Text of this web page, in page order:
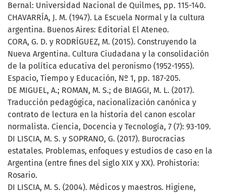
Bernal: Universidad Nacional de Quilmes, pp. 115-140.
CHAVARRÍA, J. M. (1947). La Escuela Normal y la cultura
argentina. Buenos Aires: Editorial El Ateneo.
CORA, G. D. y RODRÍGUEZ, M. (2015). Construyendo la
Nueva Argentina. Cultura Ciudadana y la consolidación
de la política educativa del peronismo (1952-1955).
Espacio, Tiempo y Educación, Nº 1, pp. 187-205.
DE MIGUEL, A.; ROMAN, M. S.; de BIAGGI, M. L. (2017).
Traducción pedagógica, nacionalización canónica y
contrato de lectura en la historia del canon escolar
normalista. Ciencia, Docencia y Tecnología, 7 (7): 93-109.
DI LISCIA, M. S. y SOPRANO, G. (2017). Burocracias
estatales. Problemas, enfoques y estudios de caso en la
Argentina (entre fines del siglo XIX y XX). Prohistoria:
Rosario.
DI LISCIA, M. S. (2004). Médicos y maestros. Higiene,